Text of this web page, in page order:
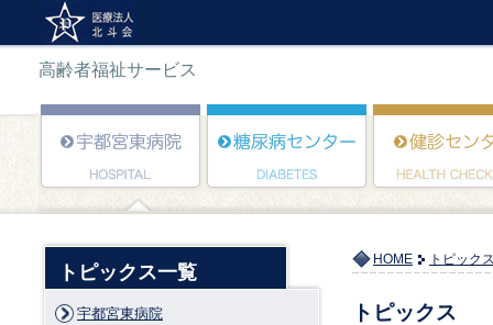
高齢者福祉サービス
HOME トピック
トピックス
トピックス一覧
宇都宮東病院